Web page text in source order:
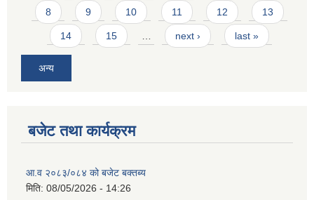
8 9 10 11 12 13
14 15 next › last »
अन्य
बजेट तथा कार्यक्रम
आ.व २०८३/०८४ को बजेट बक्तब्य
मिति: 08/05/2026 - 14:26